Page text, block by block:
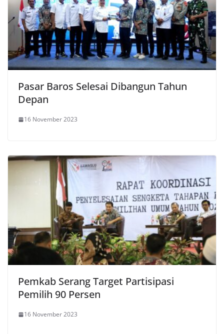
Pasar Baros Selesai Dibangun Tahun
Depan
16 November 2023
Pemkab Serang Target Partisipasi
Pemilih 90 Persen
16 November 2023